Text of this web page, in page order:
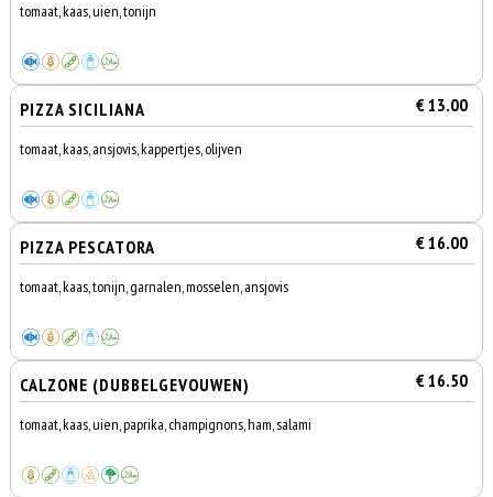
tomaat, kaas, uien, tonijn
PIZZA SICILIANA € 13.00
tomaat, kaas, ansjovis, kappertjes, olijven
PIZZA PESCATORA € 16.00
tomaat, kaas, tonijn, garnalen, mosselen, ansjovis
CALZONE (DUBBELGEVOUWEN) € 16.50
tomaat, kaas, uien, paprika, champignons, ham, salami